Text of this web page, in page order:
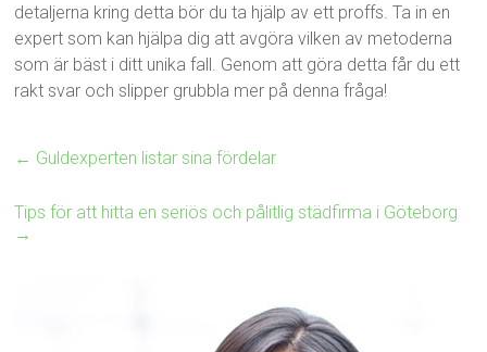
detaljerna kring detta bör du ta hjälp av ett proffs. Ta in en
expert som kan hjälpa dig att avgöra vilken av metoderna
som är bäst i ditt unika fall. Genom att göra detta får du ett
rakt svar och slipper grubbla mer på denna fråga!
← Guldexperten listar sina fördelar
Tips för att hitta en seriös och pålitlig städfirma i Göteborg
→